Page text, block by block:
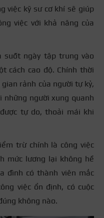
việc kỹ sư cơ khí sẽ giúp
việc với khả năng của
suốt ngày tập trung vào
cách cao độ. Chính thời
rảnh của người tự kỷ,
những người xung quanh
tự do, thoải mái khi
trừ chính là công việc
mức lương lại không hề
đình có thành viên mắc
việc ổn định, có cuộc
không nào.